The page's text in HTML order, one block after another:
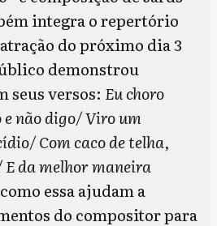
integra o repertório
do próximo dia 3
demonstrou
seus versos: Eu choro
não digo/ Viro um
Com caco de telha,
E da melhor maneira
essa ajudam a
do compositor para